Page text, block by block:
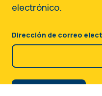
primarias
Ambiental
electrónico.
Dirección de correo